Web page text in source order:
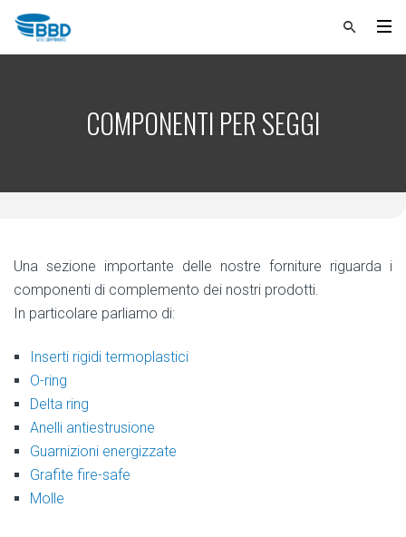
COMPONENTI PER SEGGI
Una sezione importante delle nostre forniture riguarda i
componenti di complemento dei nostri prodotti.
In particolare parliamo di:
Inserti rigidi termoplastici
O-ring
Delta ring
Anelli antiestrusione
Guarnizioni energizzate
Grafite fire-safe
Molle